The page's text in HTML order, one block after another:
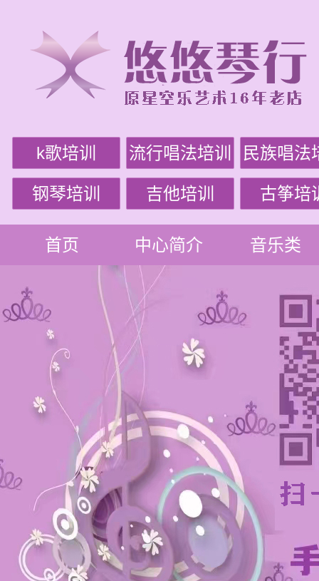
k歌培训 流行唱法培训 民族唱法
钢琴培训 吉他培训 古筝培
首页 中心简介 音乐类